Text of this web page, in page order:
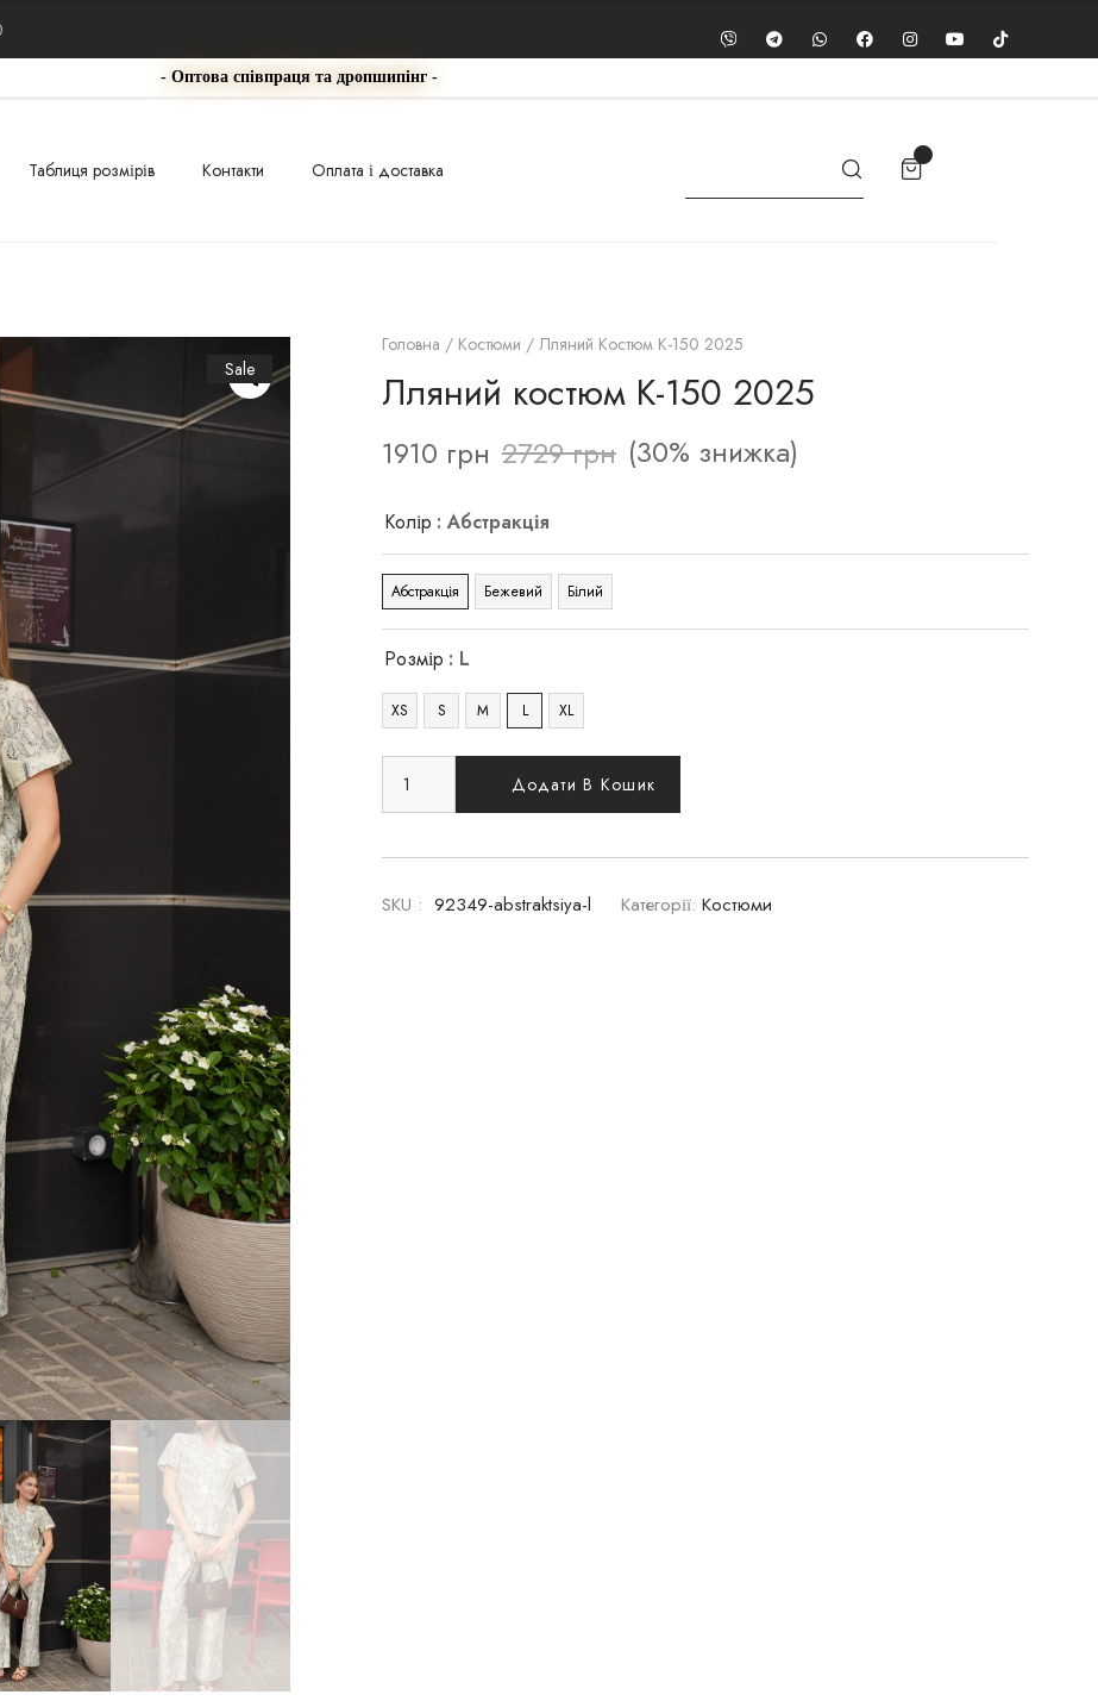
- Оптова співпраця та дропшипінг -
Таблиця розмірів Контакти Оплата і доставка
Sale
Головна / Костюми / Лляний Костюм К-150 2025
Лляний костюм К-150 2025
1910 грн 2729грн (30% знижка)
Колір : Абстракція
Абстракція Бежевий Білий
Розмір : L
XS S M L XL
Додати В Кошик
SKU : 92349-abstraktsiya-l Категорії: Костюми